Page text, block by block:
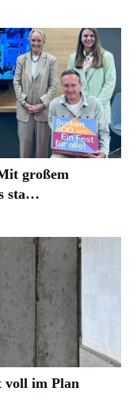
großem
sta…
voll im Plan